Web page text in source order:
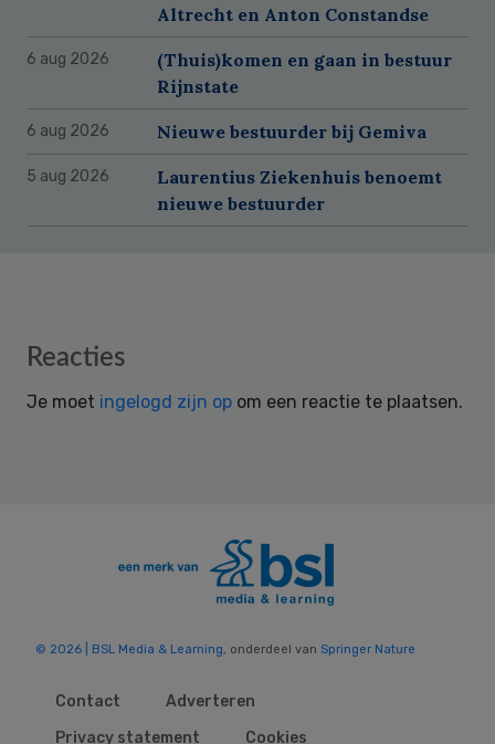
Altrecht en Anton Constandse
6 aug 2026
(Thuis)komen en gaan in bestuur
Rijnstate
6 aug 2026 Nieuwe bestuurder bij Gemiva
5 aug 2026
Laurentius Ziekenhuis benoemt
nieuwe bestuurder
Reader
Reacties
Je moet ingelogd zijn op om een reactie te plaatsen.
© 2026 | BSL Media & Learning, onderdeel van Springer Nature
Contact
Adverteren
Privacy statement
Cookies